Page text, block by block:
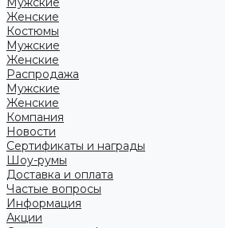
Женские
Костюмы
Мужские
Женские
Распродажа
Мужские
Женские
Компания
Новости
Сертификаты и награды
Шоу-румы
Доставка и оплата
Частые вопросы
Информация
Акции